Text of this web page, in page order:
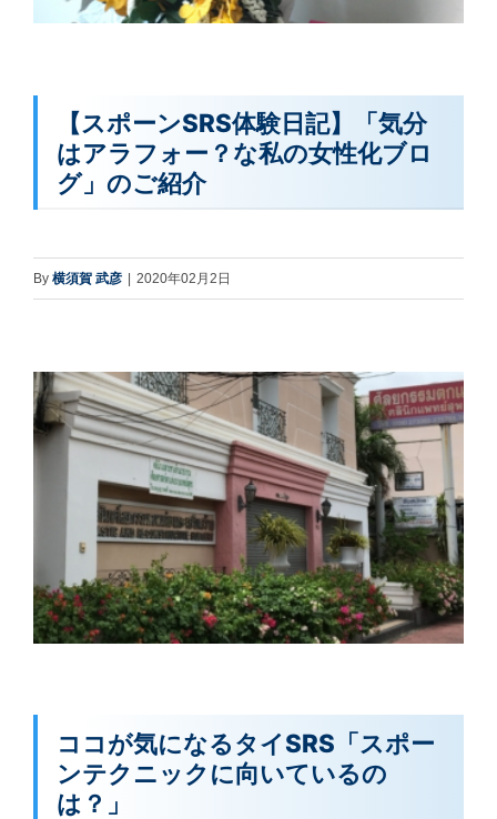
【スポーンSRS体験日記】「気分
はアラフォー？な私の女性化ブロ
グ」のご紹介
By 横須賀 武彦 | 2020年02月2日
ココが気になるタイSRS「スポー
ンテクニックに向いているの
は？」